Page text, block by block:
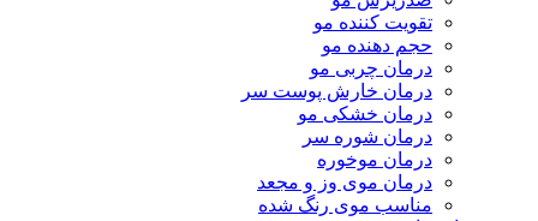
تقویت کننده مو
حجم دهنده مو
درمان چربی مو
درمان خارش پوست سر
درمان خشکی مو
درمان شوره سر
درمان موخوره
درمان موی وز و مجعد
مناسب موی رنگ شده